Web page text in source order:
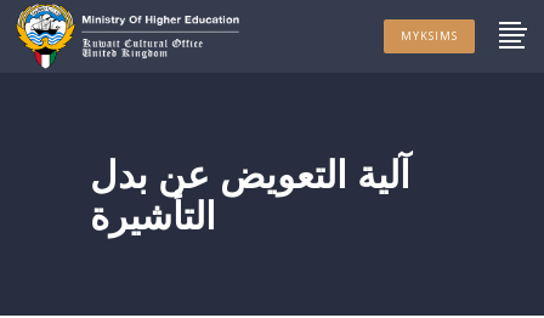
MYKSIMS
آلية التعويض عن بدل
التأشيرة